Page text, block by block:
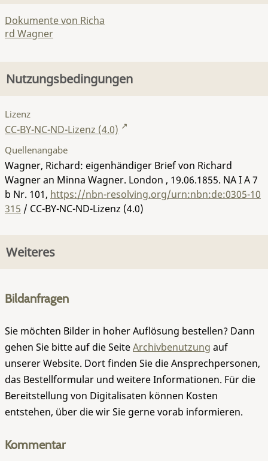
Dokumente von Richa
rd Wagner
Nutzungsbedingungen
Lizenz
CC-BY-NC-ND-Lizenz (4.0)
Quellenangabe
Wagner, Richard: eigenhändiger Brief von Richard
Wagner an Minna Wagner. London , 19.06.1855. NA I A 7
b Nr. 101, https://nbn-resolving.org/urn:nbn:de:0305-10
315 / CC-BY-NC-ND-Lizenz (4.0)
Weiteres
Bildanfragen
Sie möchten Bilder in hoher Auflösung bestellen? Dann
gehen Sie bitte auf die SeiteArchivbenutzung auf
unserer Website. Dort finden Sie die Ansprechpersonen,
das Bestellformular und weitere Informationen. Für die
Bereitstellung von Digitalisaten können Kosten
entstehen, über die wir Sie gerne vorab informieren.
Kommentar